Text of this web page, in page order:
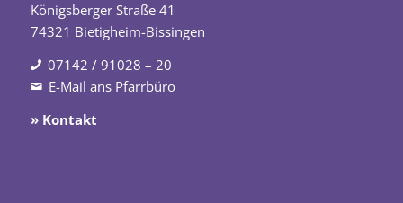
Königsberger Straße 41
74321 Bietigheim-Bissingen
07142 / 91028 – 20
E-Mail ans Pfarrbüro
» Kontakt